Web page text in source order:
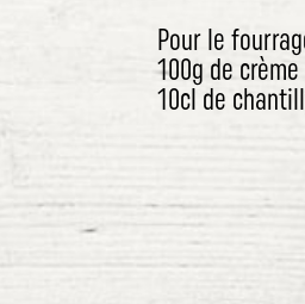
Pour le
100g de
10cl de